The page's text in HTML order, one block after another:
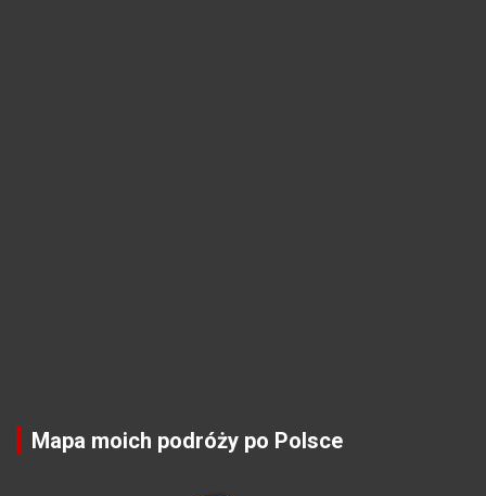
Mapa moich podróży po Polsce